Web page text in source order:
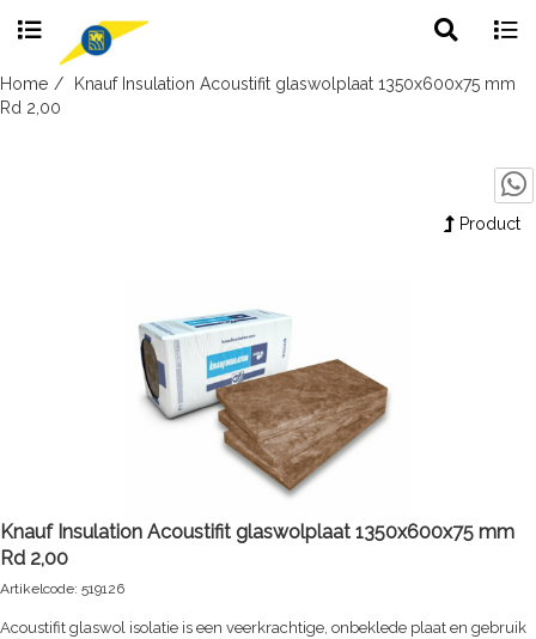
Skip
to
search
Home
Knauf Insulation Acoustifit glaswolplaat 1350x600x75 mm
Rd 2,00
Product
Knauf Insulation Acoustifit glaswolplaat 1350x600x75 mm
Rd 2,00
Artikelcode: 519126
Acoustifit glaswol isolatie is een veerkrachtige, onbeklede plaat en gebruik